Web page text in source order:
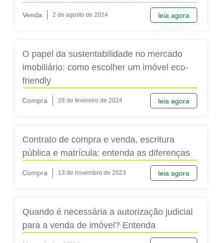
leia agora
Venda 2 de agosto de 2024
O papel da sustentabilidade no mercado
imobiliário: como escolher um imóvel eco-
friendly
leia agora
Compra 28 de fevereiro de 2024
Contrato de compra e venda, escritura
pública e matrícula: entenda as diferenças
leia agora
Compra 13 de novembro de 2023
Quando é necessária a autorização judicial
para a venda de imóvel? Entenda